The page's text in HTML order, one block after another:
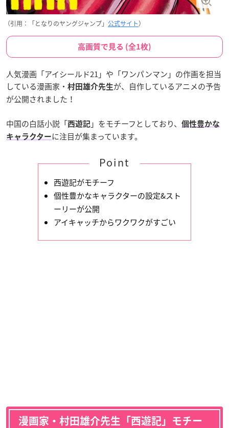
（引用：「となりのヤングジャンプ」 公式サイト）
高画質で見る (全1枚)
人気漫画「アイシールド21」や「ワンパンマン」の作画を担当
している漫画家・ 村田雄介先生が、自作しているアニメの予告
が公開されました！
中国の白話小説「西遊記 」をモチーフとしており、
個性豊かな
キャラクター に注目が集まっています。
Point
西遊記がモチーフ
個性豊かなキャラクターの設定&スト
ーリーが公開
アイキャッチからワクワクがすごい
漫画家・ 村田雄介先生「西遊記」モチー